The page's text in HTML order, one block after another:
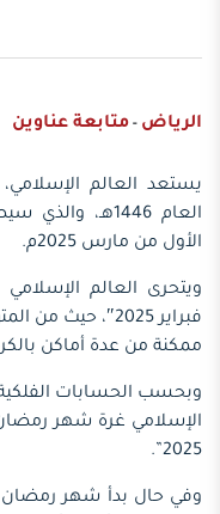
الرياض - متابعة عناوين
يستعد العالم
العام 1446هـ،
الأول من مارس 2025م.
فبراير 2025″،
ممكنة من عدة أماكن
وبحسب الحسابات
الإسلامي غرة شهر
2025”.
وفي حال بدأ شهر رمضان